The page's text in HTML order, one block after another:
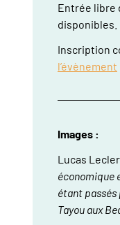
Entrée libre
disponibles.
Inscription
l’évènement
Images :
Lucas
économique
étant passés
Tayou aux